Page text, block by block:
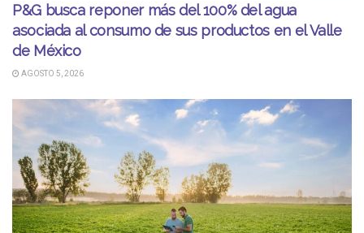
P&G busca reponer más del 100% del agua
asociada al consumo de sus productos en el Valle
de México
AGOSTO 5, 2026